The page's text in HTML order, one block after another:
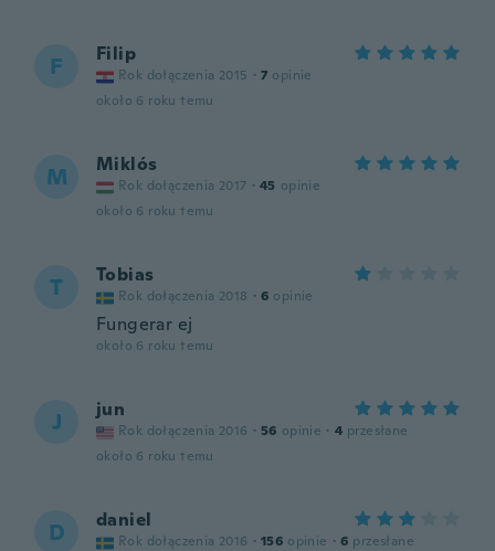
F Filip
Rok dołączenia 2015 · 7 opinie
około 6 roku temu
M Miklós
Rok dołączenia 2017 · 45 opinie
około 6 roku temu
T Tobias
Rok dołączenia 2018 · 6 opinie
Fungerar ej
około 6 roku temu
J jun
Rok dołączenia 2016 · 56 opinie · 4 przesłane
około 6 roku temu
D daniel
Rok dołączenia 2016 · 156 opinie · 6 przesłane